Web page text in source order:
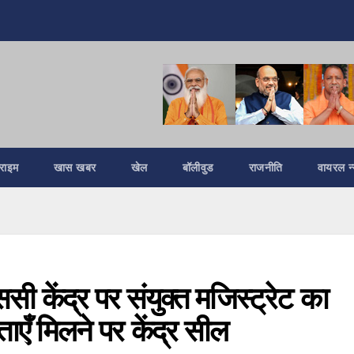
खास खबर खेल बॉलीवुड राजनीति वायरल
केंद्र पर संयुक्त मजिस्ट्रेट का
मिलने पर केंद्र सील